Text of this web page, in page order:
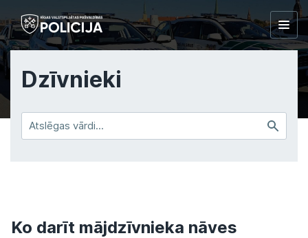
Dzīvnieki
vārdus
Ko darīt mājdzīvnieka nāves